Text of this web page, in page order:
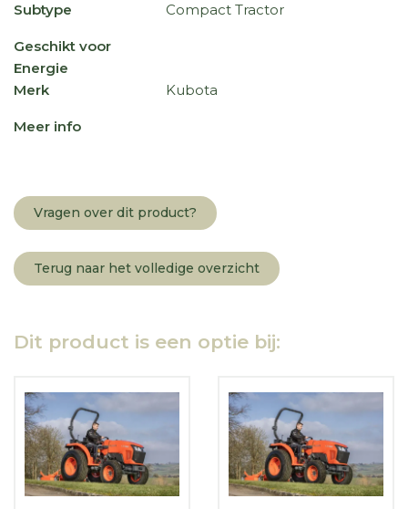
Subtype Compact Tractor
Geschikt voor
Energie
Merk
Kubota
Meer info
Vragen over dit product?
Terug naar het volledige overzicht
Dit product is een optie bij: